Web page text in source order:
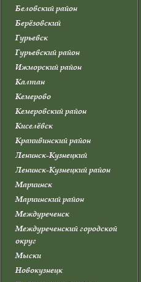
Беловский район
Берёзовский
Гурьевск
Гурьевский район
Ижморский район
Калтан
Кемерово
Кемеровский район
Киселёвск
Крапивинский район
Ленинск-Кузнецкий
Ленинск-Кузнецкий район
Мариинск
Мариинский район
Междуреченск
Междуреченский городской
округ
Мыски
Новокузнецк